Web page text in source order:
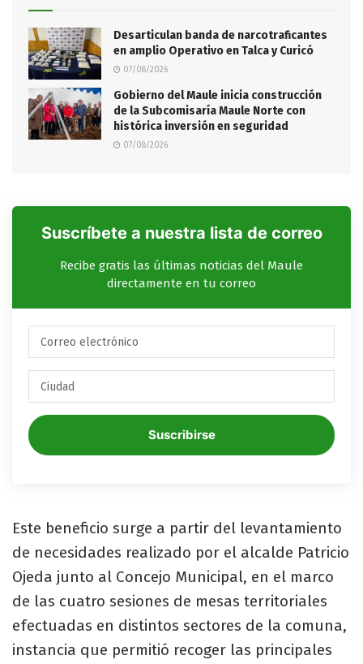
Desarticulan banda de narcotraficantes
en amplio Operativo en Talca y Curicó
07/08/2026
Gobierno del Maule inicia construcción
de la Subcomisaría Maule Norte con
histórica inversión en seguridad
07/08/2026
Suscríbete a nuestra lista de correo
Recibe gratis las últimas noticias del Maule
directamente en tu correo
Suscribirse
Este beneficio surge a partir del levantamiento
de necesidades realizado por el alcalde Patricio
Ojeda junto al Concejo Municipal, en el marco
de las cuatro sesiones de mesas territoriales
efectuadas en distintos sectores de la comuna,
instancia que permitió recoger las principales